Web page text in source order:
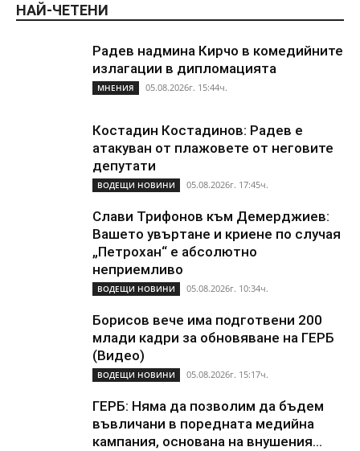
НАЙ-ЧЕТЕНИ
Радев надмина Кирчо в комедийните
излагации в дипломацията
МНЕНИЯ 05.08.2026г. 15:44ч.
Костадин Костадинов: Радев е
атакуван от плажoвете от неговите
депутати
ВОДЕЩИ НОВИНИ 05.08.2026г. 17:45ч.
Слави Трифонов към Демерджиев:
Вашето увъртане и криене по случая
„Петрохан“ е абсолютно
неприемливо
ВОДЕЩИ НОВИНИ 05.08.2026г. 10:34ч.
Борисов вече има подготвени 200
млади кадри за обновяване на ГЕРБ
(Видео)
ВОДЕЩИ НОВИНИ 05.08.2026г. 15:17ч.
ГЕРБ: Няма да позволим да бъдем
въвличани в поредната медийна
кампания, основана на внушения...